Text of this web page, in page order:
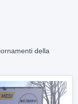
della